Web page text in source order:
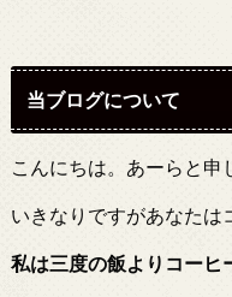
当ブログについて
こんにちは。あーらと申
いきなりですがあなたは
私は三度の飯よりコーヒ